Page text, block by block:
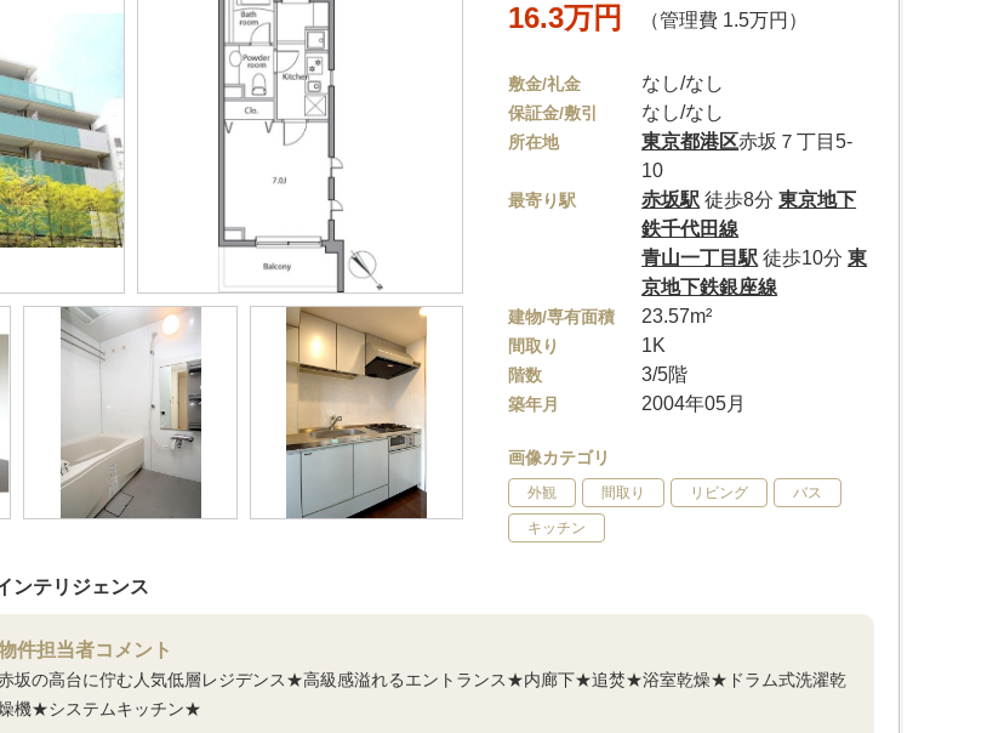
16.3万円 （管理費 1.5万円）
敷金/礼金 なし/なし
保証金/敷引 なし/なし
所在地 東京都港区赤坂７丁目5-
10
最寄り駅 赤坂駅 徒歩8分東京地下
鉄千代田線
青山一丁目駅 徒歩10分東
京地下鉄銀座線
建物/専有面積 23.57m²
間取り 1K
階数 3/5階
築年月 2004年05月
画像カテゴリ
外観 間取り リビング バス
キッチン
ンテリジェンス
件担当者コメント
坂の高台に佇む人気低層レジデンス★高級感溢れるエントランス★内廊下★追焚★浴室乾燥★ドラム式洗濯乾
機★システムキッチン★